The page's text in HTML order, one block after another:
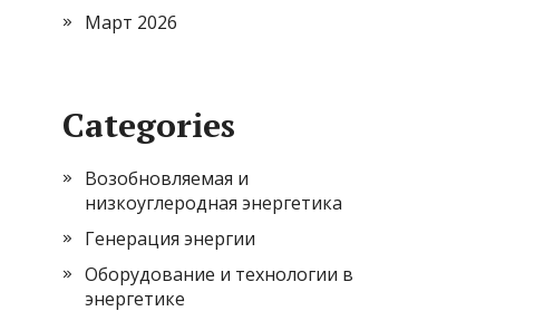
Март 2026
Categories
Возобновляемая и
низкоуглеродная энергетика
Генерация энергии
Оборудование и технологии в
энергетике